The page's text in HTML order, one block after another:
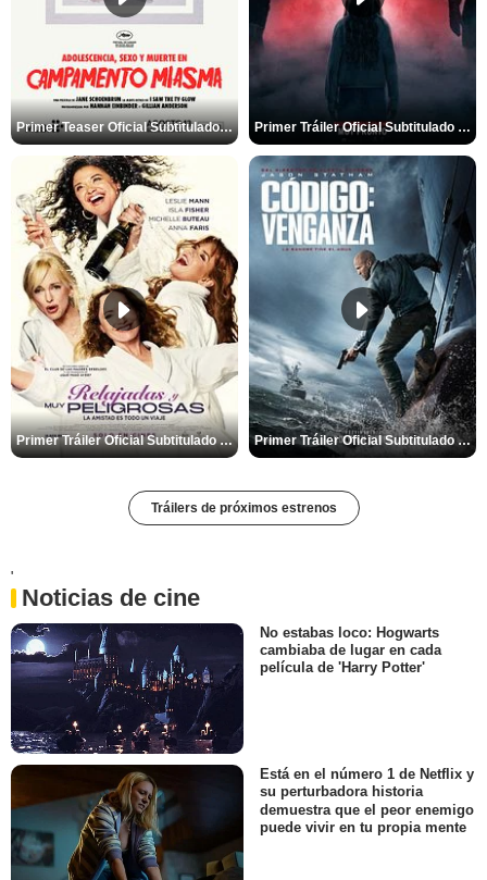
Primer Teaser Oficial Subtitulado de 'Adolescencia, Sexo y Muerte en Campamento Miasma' Primer Tráiler Oficial Subtitulado de 'La Noche Del Demonio: Están Entre Nosotros'
Primer Tráiler Oficial Subtitulado de 'Relajadas y Muy Peligrosas' Primer Tráiler Oficial Subtitulado de 'Código: Venganza'
Tráilers de próximos estrenos
'
Noticias de cine
No estabas loco: Hogwarts
cambiaba de lugar en cada
película de 'Harry Potter'
Está en el número 1 de Netflix y
su perturbadora historia
demuestra que el peor enemigo
puede vivir en tu propia mente